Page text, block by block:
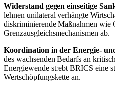
Widerstand gegen einseitige
lehnen unilateral verhängte
diskriminierende Maßnahmen wie
Grenzausgleichsmechanismen ab.
Koordination in der Energie-
des wachsenden Bedarfs an
Energiewende strebt BRICS eine
Wertschöpfungskette an.